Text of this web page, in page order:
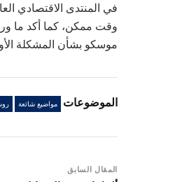
في المنتدى الاقتصادي
وقت ممكن، كما أكد ما
موسكو بشأن المشكلة
الموضوعات مواضيع شائعة
المقال السابق